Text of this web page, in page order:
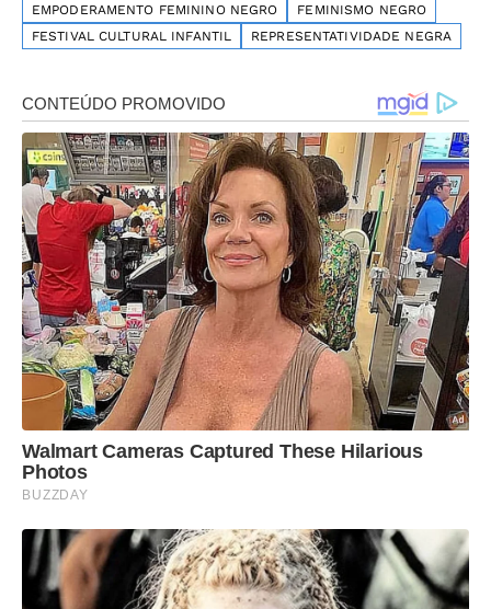
EMPODERAMENTO FEMININO NEGRO
FEMINISMO NEGRO
FESTIVAL CULTURAL INFANTIL
REPRESENTATIVIDADE NEGRA